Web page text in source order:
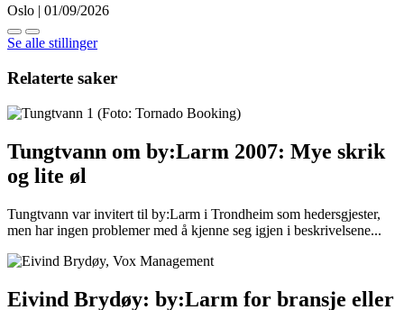
Oslo | 01/09/2026
Se alle stillinger
Relaterte saker
Tungtvann om by:Larm 2007: Mye skrik
og lite øl
Tungtvann var invitert til by:Larm i Trondheim som hedersgjester,
men har ingen problemer med å kjenne seg igjen i beskrivelsene...
Eivind Brydøy: by:Larm for bransje eller